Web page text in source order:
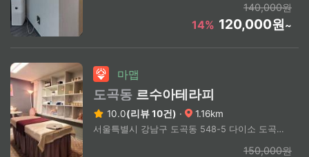
140,000원
14% 120,000원~
마맵
도곡동 르수아테라피
10.0(리뷰 10건) · 1.16km
서울특별시 강남구 도곡동 548-5 다이소 도곡점 도보 4분
150,000원